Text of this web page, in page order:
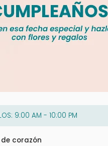
9:00 AM - 10:00 PM
corazón